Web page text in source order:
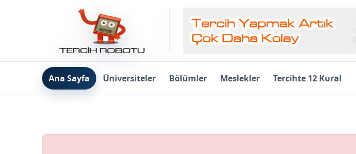
Ana Sayfa Üniversiteler Bölümler Meslekler Tercihte 12 Kural